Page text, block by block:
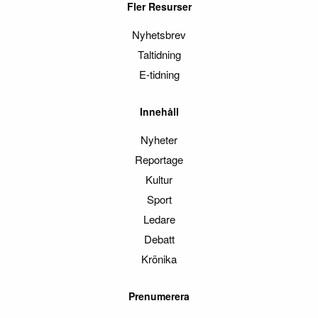
Fler Resurser
Nyhetsbrev
Taltidning
E-tidning
Innehåll
Nyheter
Reportage
Kultur
Sport
Ledare
Debatt
Krönika
Prenumerera